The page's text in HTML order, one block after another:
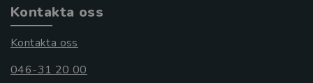
Kontakta oss
Kontakta oss
046-31 20 00